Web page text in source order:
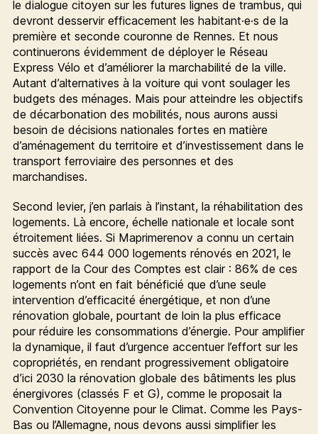
le dialogue citoyen sur les futures lignes de trambus, qui
devront desservir efficacement les habitant·e·s de la
première et seconde couronne de Rennes. Et nous
continuerons évidemment de déployer le Réseau
Express Vélo et d’améliorer la marchabilité de la ville.
Autant d’alternatives à la voiture qui vont soulager les
budgets des ménages. Mais pour atteindre les objectifs
de décarbonation des mobilités, nous aurons aussi
besoin de décisions nationales fortes en matière
d’aménagement du territoire et d’investissement dans le
transport ferroviaire des personnes et des
marchandises.
Second levier, j’en parlais à l’instant, la réhabilitation des
logements. Là encore, échelle nationale et locale sont
étroitement liées. Si Maprimerenov a connu un certain
succès avec 644 000 logements rénovés en 2021, le
rapport de la Cour des Comptes est clair : 86% de ces
logements n’ont en fait bénéficié que d’une seule
intervention d’efficacité énergétique, et non d’une
rénovation globale, pourtant de loin la plus efficace
pour réduire les consommations d’énergie. Pour amplifier
la dynamique, il faut d’urgence accentuer l’effort sur les
copropriétés, en rendant progressivement obligatoire
d’ici 2030 la rénovation globale des bâtiments les plus
énergivores (classés F et G), comme le proposait la
Convention Citoyenne pour le Climat. Comme les Pays-
Bas ou l’Allemagne, nous devons aussi simplifier les